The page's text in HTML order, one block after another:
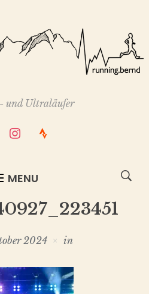
und Ultraläufer
instagram
strava
MENU
2024 in